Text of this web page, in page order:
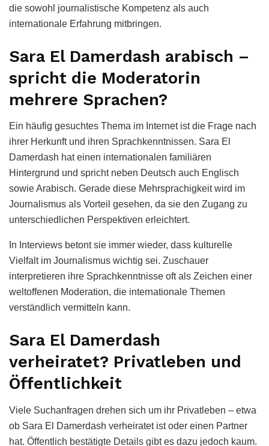
die sowohl journalistische Kompetenz als auch
internationale Erfahrung mitbringen.
Sara El Damerdash arabisch –
spricht die Moderatorin
mehrere Sprachen?
Ein häufig gesuchtes Thema im Internet ist die Frage nach
ihrer Herkunft und ihren Sprachkenntnissen. Sara El
Damerdash hat einen internationalen familiären
Hintergrund und spricht neben Deutsch auch Englisch
sowie Arabisch. Gerade diese Mehrsprachigkeit wird im
Journalismus als Vorteil gesehen, da sie den Zugang zu
unterschiedlichen Perspektiven erleichtert.
In Interviews betont sie immer wieder, dass kulturelle
Vielfalt im Journalismus wichtig sei. Zuschauer
interpretieren ihre Sprachkenntnisse oft als Zeichen einer
weltoffenen Moderation, die internationale Themen
verständlich vermitteln kann.
Sara El Damerdash
verheiratet? Privatleben und
Öffentlichkeit
Viele Suchanfragen drehen sich um ihr Privatleben – etwa
ob Sara El Damerdash verheiratet ist oder einen Partner
hat. Öffentlich bestätigte Details gibt es dazu jedoch kaum.